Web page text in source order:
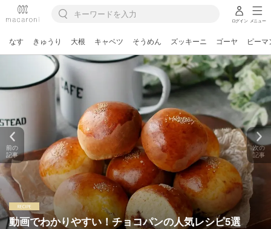
ログイン メニュー
なす きゅうり 大根 キャベツ そうめん ズッキーニ ゴーヤ ピーマ
動画でわかりやすい！チョコパンの人気レシピ5選
前の
記事
次の
記事